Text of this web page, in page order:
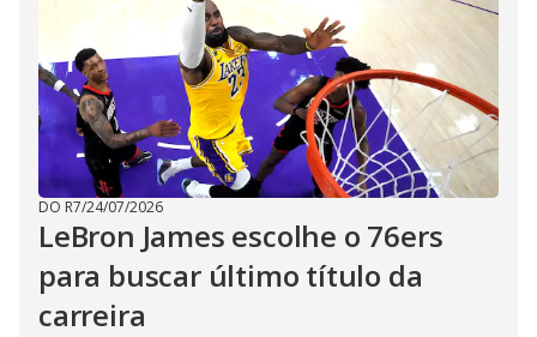
DO R7/24/07/2026
LeBron James escolhe o 76ers
para buscar último título da
carreira